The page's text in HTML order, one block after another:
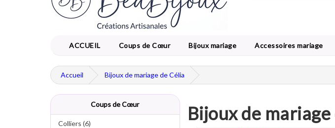
ACCUEIL Coups de Cœur Bijoux mariage Accessoires mariage
Accueil Bijoux de mariage de Célia
Coups de Cœur
Colliers (6) Bijoux de mariage